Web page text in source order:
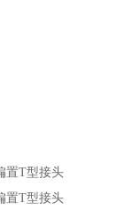
置T型接头
置T型接头